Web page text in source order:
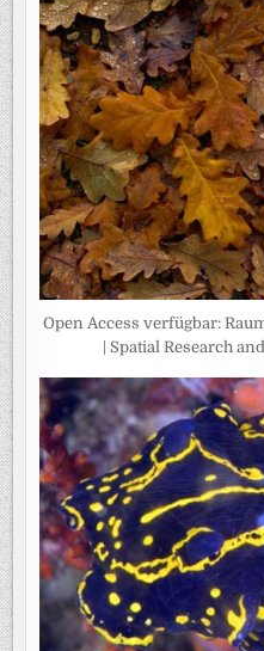
Open Access verfügbar:
| Spatial Research